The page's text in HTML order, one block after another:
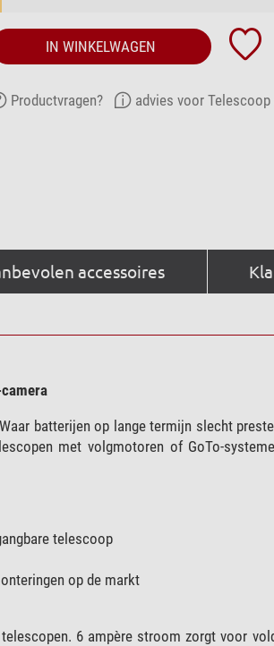
IN WINKELWAGEN
Productvragen? advies voor
accessoires
batterijen op lange termijn slecht
met volgmotoren of GoTo-
telescoop
op de markt
6 ampère stroom zorgt voor